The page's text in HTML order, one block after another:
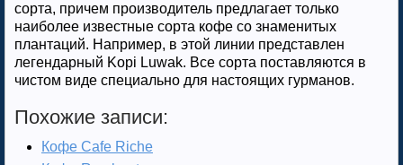
сорта, причем производитель предлагает только
наиболее известные сорта кофе со знаменитых
плантаций. Например, в этой линии представлен
легендарный Kopi Luwak. Все сорта поставляются в
чистом виде специально для настоящих гурманов.
Похожие записи:
Кофе Cafe Riche